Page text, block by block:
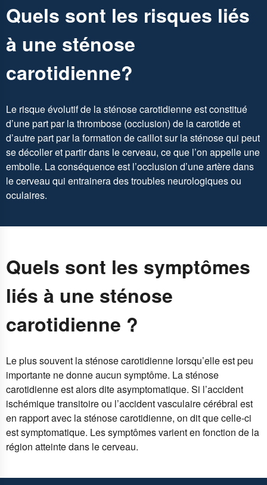
Quels sont les risques liés
à une sténose
carotidienne?
Le risque évolutif de la sténose carotidienne est constitué
d’une part par la thrombose (occlusion) de la carotide et
d’autre part par la formation de caillot sur la sténose qui peut
se décoller et partir dans le cerveau, ce que l’on appelle une
embolie. La conséquence est l’occlusion d’une artère dans
le cerveau qui entrainera des troubles neurologiques ou
oculaires.
Quels sont les symptômes
liés à une sténose
carotidienne ?
Le plus souvent la sténose carotidienne lorsqu’elle est peu
importante ne donne aucun symptôme. La sténose
carotidienne est alors dite asymptomatique. Si l’accident
ischémique transitoire ou l’accident vasculaire cérébral est
en rapport avec la sténose carotidienne, on dit que celle-ci
est symptomatique. Les symptômes varient en fonction de la
région atteinte dans le cerveau.